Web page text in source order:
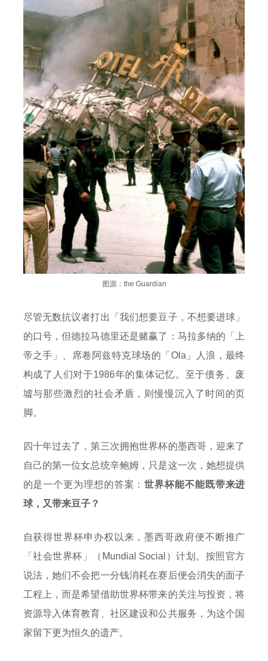
图源：the Guardian
尽管无数抗议者打出「我们想要豆子，不想要进球」
的口号，但德拉马德里还是赌赢了：马拉多纳的「上
帝之手」、席卷阿兹特克球场的「Ola」人浪，最终
构成了人们对于1986年的集体记忆。至于债务、废
墟与那些激烈的社会矛盾，则慢慢沉入了时间的页
脚。
四十年过去了，第三次拥抱世界杯的墨西哥，迎来了
自己的第一位女总统辛鲍姆，只是这一次，她想提供
的是一个更为理想的答案：世界杯能不能既带来进
球，又带来豆子？
自获得世界杯申办权以来，墨西哥政府便不断推广
「社会世界杯」（Mundial Social）计划。按照官方
说法，她们不会把一分钱消耗在赛后便会消失的面子
工程上，而是希望借助世界杯带来的关注与投资，将
资源导入体育教育、社区建设和公共服务，为这个国
家留下更为恒久的遗产。